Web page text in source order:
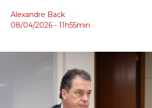
Alexandre Back
08/04/2026 - 11h55min